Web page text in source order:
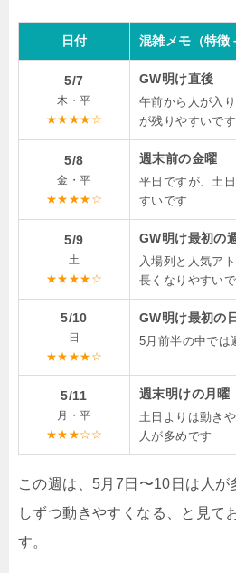
日付 混雑メモ（特徴
5/7
木・平
★★★★☆
GW明け直後
午前から人が入
が残りやすいです
5/8
金・平
★★★★☆
週末前の金曜
平日ですが、土
すいです
5/9
土
★★★★☆
GW明け最初の
入場列と人気ア
長くなりやすい
5/10
日
★★★★☆
GW明け最初の
5月前半の中では
5/11
月・平
★★★☆☆
週末明けの月曜
土日よりは動き
人が多めです
この週は、5月7日〜10日は人
しずつ動きやすくなる、と見て
す。